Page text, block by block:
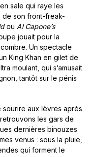
sale qui raye les
son front-freak-
ou Al Capone’s
jouait pour la
Un spectacle
King Khan en gilet de
moulant, qui s’amusait
tantôt sur le pénis
aux lèvres après
les gars de
dernières binouzes
venus : sous la pluie,
qui forment le